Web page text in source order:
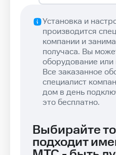
Установка и
производится
компании и
получаса. Вы
оборудование или
Все заказанное
специалист
дом в день
это бесплатно.
Выбирайте
подходит